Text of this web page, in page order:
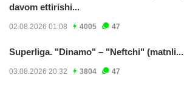
davom ettirishi...
02.08.2026 01:08 4005 47
Superliga. "Dinamo" – "Neftchi" (matnli...
03.08.2026 20:32 3804 47